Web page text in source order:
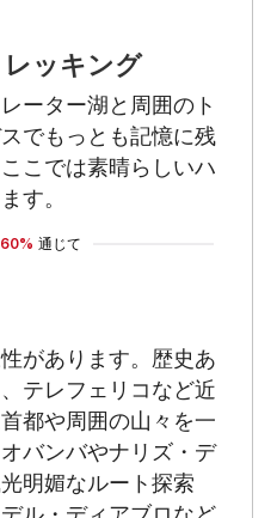
ッキング
ーター湖と周囲のト
でもっとも記憶に残
こでは素晴らしいハ
す。
60% 通じて
があります。歴史あ
テレフェリコなど近
都や周囲の山々を一
バンバやナリズ・デ
明媚なルート探索